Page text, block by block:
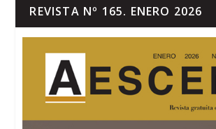
REVISTA Nº 165. ENERO 2026